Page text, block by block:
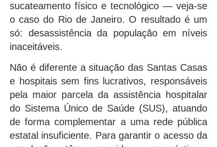
sucateamento físico e tecnológico — veja-se
o caso do Rio de Janeiro. O resultado é um
só: desassistência da população em níveis
inaceitáveis.
Não é diferente a situação das Santas Casas
e hospitais sem fins lucrativos, responsáveis
pela maior parcela da assistência hospitalar
do Sistema Único de Saúde (SUS), atuando
de forma complementar a uma rede pública
estatal insuficiente. Para garantir o acesso da